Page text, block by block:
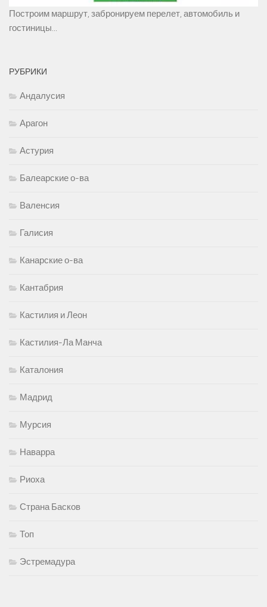
Построим маршрут, забронируем перелет, автомобиль и
гостиницы...
РУБРИКИ
Андалусия
Арагон
Астурия
Балеарские о-ва
Валенсия
Галисия
Канарские о-ва
Кантабрия
Кастилия и Леон
Кастилия-Ла Манча
Каталония
Мадрид
Мурсия
Наварра
Риоха
Страна Басков
Топ
Эстремадура